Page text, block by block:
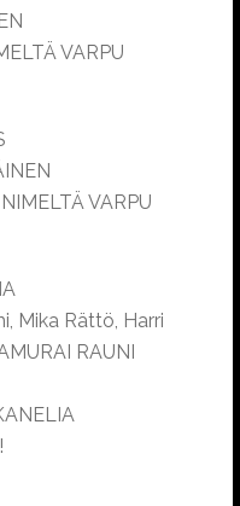
VARPU
VARPU
Mika Rättö, Harri
RAUNI